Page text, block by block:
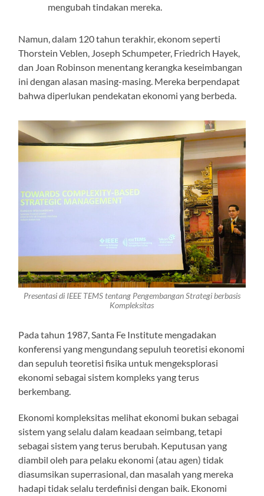
mengubah tindakan mereka.
Namun, dalam 120 tahun terakhir, ekonom seperti
Thorstein Veblen, Joseph Schumpeter, Friedrich Hayek,
dan Joan Robinson menentang kerangka keseimbangan
ini dengan alasan masing-masing. Mereka berpendapat
bahwa diperlukan pendekatan ekonomi yang berbeda.
Presentasi di IEEE TEMS tentang Pengembangan Strategi berbasis
Kompleksitas
Pada tahun 1987, Santa Fe Institute mengadakan
konferensi yang mengundang sepuluh teoretisi ekonomi
dan sepuluh teoretisi fisika untuk mengeksplorasi
ekonomi sebagai sistem kompleks yang terus
berkembang.
Ekonomi kompleksitas melihat ekonomi bukan sebagai
sistem yang selalu dalam keadaan seimbang, tetapi
sebagai sistem yang terus berubah. Keputusan yang
diambil oleh para pelaku ekonomi (atau agen) tidak
diasumsikan superrasional, dan masalah yang mereka
hadapi tidak selalu terdefinisi dengan baik. Ekonomi